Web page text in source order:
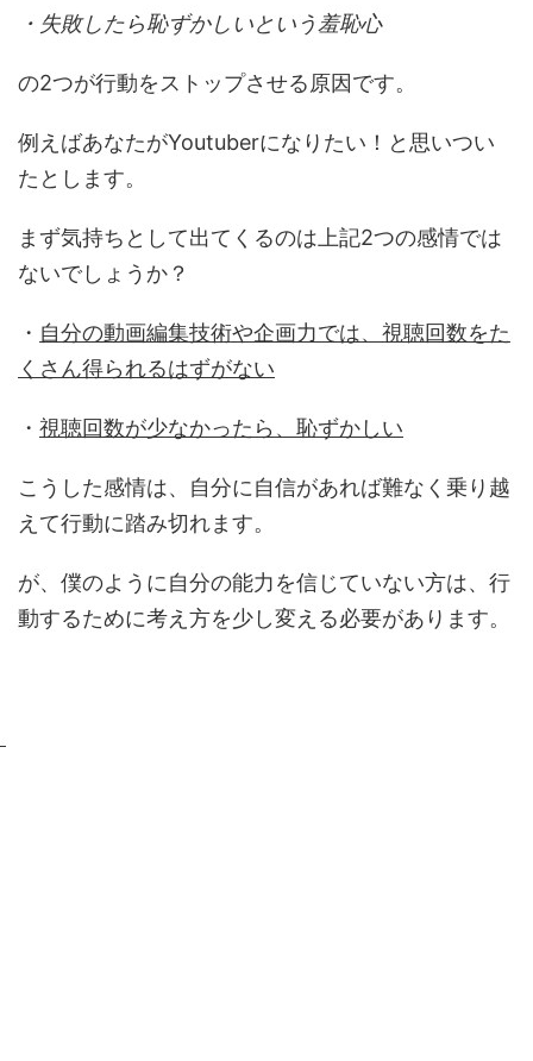
・失敗したら恥ずかしいという羞恥心
の2つが行動をストップさせる原因です。
例えばあなたがYoutuberになりたい！と思いつい
たとします。
まず気持ちとして出てくるのは上記2つの感情では
ないでしょうか？
・ 自分の動画編集技術や企画力では、視聴回数をた
くさん得られるはずがない
・ 視聴回数が少なかったら、恥ずかしい
こうした感情は、自分に自信があれば難なく乗り越
えて行動に踏み切れます。
が、僕のように自分の能力を信じていない方は、行
動するために考え方を少し変える必要があります。